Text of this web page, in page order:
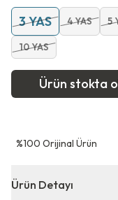
3 YAS 4 YAS 5
10 YAS
Ürün stokta
⁠%100 Orijinal Ürün
Ürün Detayı